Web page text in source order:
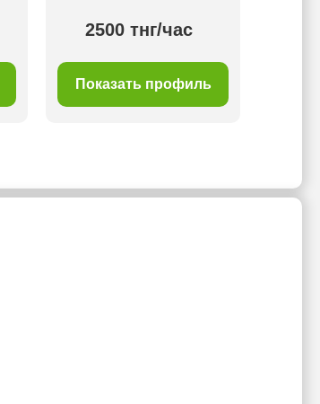
2500 тнг/час
Показать профиль